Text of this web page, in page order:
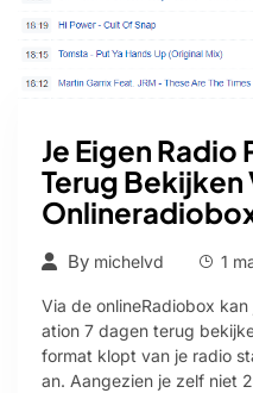
Je Eigen Radio
Terug Bekijken
By michelvd 1
Via de onlineRadiobox
ation 7 dagen terug
format klopt van je radio
an. Aangezien je zelf niet